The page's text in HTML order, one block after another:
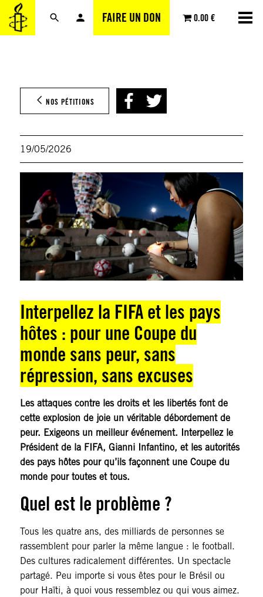
FAIRE UN DON 0.00 €
Aller
au
contenu
NOS PÉTITIONS
19/05/2026
Interpellez la FIFA et les pays
hôtes : pour une Coupe du
monde sans peur, sans
répression, sans excuses
Les attaques contre les droits et les libertés font de
cette explosion de joie un véritable débordement de
peur. Exigeons un meilleur événement. Interpellez le
Président de la FIFA, Gianni Infantino, et les autorités
des pays hôtes pour qu’ils façonnent une Coupe du
monde pour toutes et tous.
Quel est le problème ?
Tous les quatre ans, des milliards de personnes se
rassemblent pour parler la même langue : le football.
Des cultures radicalement différentes. Un spectacle
partagé. Peu importe si vous êtes pour le Brésil ou
pour Haïti, à quoi vous ressemblez ou qui vous aimez.